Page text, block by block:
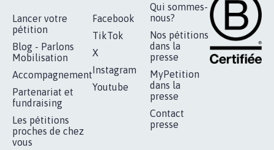
Lancer votre
pétition
Blog - Parlons
Mobilisation
Accompagnement
Partenariat et
fundraising
Les pétitions
proches de chez
vous
Facebook
TikTok
X
Instagram
Youtube
Qui sommes-
nous?
Nos pétitions
dans la
presse
MyPetition
dans la
presse
Contact
presse